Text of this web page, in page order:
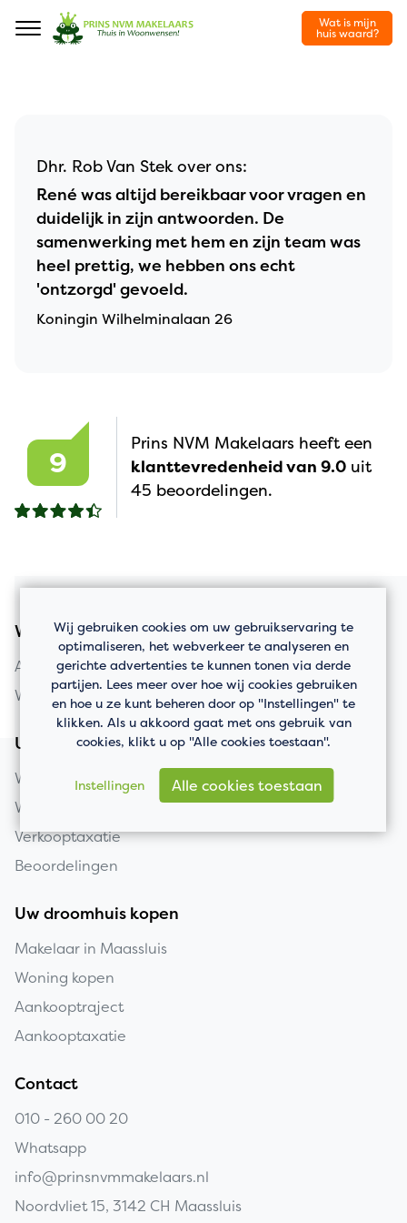
Navigation
Wat is mijn
huis waard?
Dhr. Rob Van Stek over ons:
René was altijd bereikbaar voor vragen en
duidelijk in zijn antwoorden. De
samenwerking met hem en zijn team was
heel prettig, we hebben ons echt
'ontzorgd' gevoeld.
Koningin Wilhelminalaan 26
9
Prins NVM Makelaars heeft een
klanttevredenheid van 9.0 uit
45 beoordelingen.
Woningaanbod
Appartement kopen
Woning kopen
Uw huis verkopen
Woning verkopen
Wat is mijn huis waard?
Verkooptaxatie
Beoordelingen
Uw droomhuis kopen
Makelaar in Maassluis
Woning kopen
Aankooptraject
Aankooptaxatie
Contact
010 - 260 00 20
Whatsapp
info@prinsnvmmakelaars.nl
Noordvliet 15, 3142 CH Maassluis
Wij gebruiken cookies om uw gebruikservaring te
optimaliseren, het webverkeer te analyseren en
gerichte advertenties te kunnen tonen via derde
partijen. Lees meer over hoe wij cookies gebruiken
en hoe u ze kunt beheren door op "Instellingen" te
klikken. Als u akkoord gaat met ons gebruik van
cookies, klikt u op "Alle cookies toestaan".
Instellingen Alle cookies toestaan